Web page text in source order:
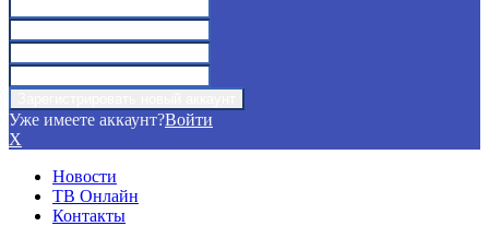
Уже имеете аккаунт?Войти
X
Новости
ТВ Онлайн
Контакты